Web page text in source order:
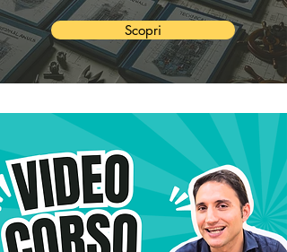
Scopri